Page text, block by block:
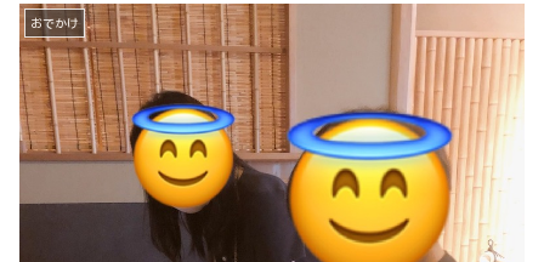
おでかけ